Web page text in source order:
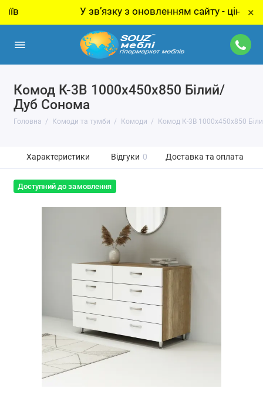
У звʼязку з оновленням сайту - ціну за ×
Комод К-3В 1000x450x850 Білий/
Дуб Сонома
Головна Комоди та тумби Комоди Комод К-3В 1000x450x850
Характеристики Відгуки 0 Доставка та оплата
Доступний до замовлення